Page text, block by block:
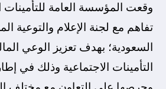
وقعت المؤسسة العامة للتأمينات
تفاهم مع لجنة الإعلام والتوعية
السعودية؛ بهدف تعزيز الوعي
التأمينات الاجتماعية وذلك في